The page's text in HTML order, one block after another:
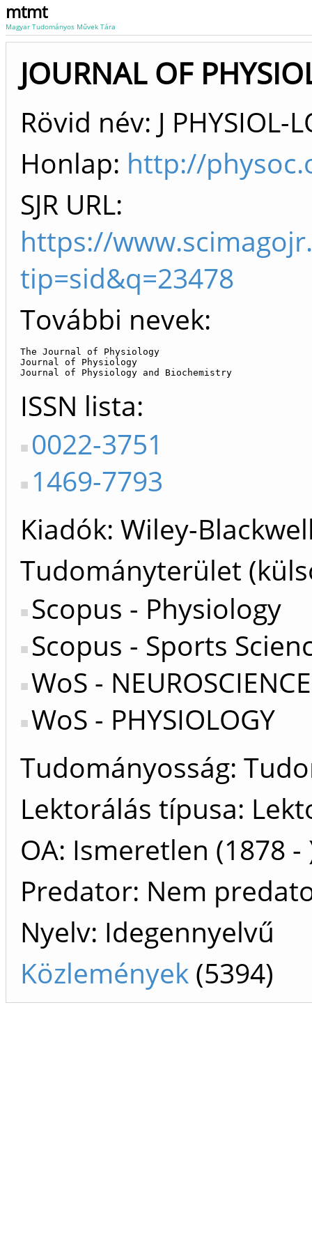
mtmt
Magyar Tudományos Művek Tára
JOURNAL OF
Rövid név: J PHYSIOL-
Honlap: http://
SJR URL:
https://
tip=sid&q=23478
További nevek:
The Journal of Physiology
Journal of Physiology
Journal of Physiology and Biochemistry
ISSN lista
0022-3751
1469-7793
Kiadók Wiley-
Tudományterület
Scopus - Physiology
Scopus - Sports
WoS -
WoS - PHYSIOLOGY
Tudományosság:
Lektorálás típusa:
OA: Ismeretlen (1878 -
Predator: Nem
Nyelv: Idegennyelvű
Közlemények (5394)